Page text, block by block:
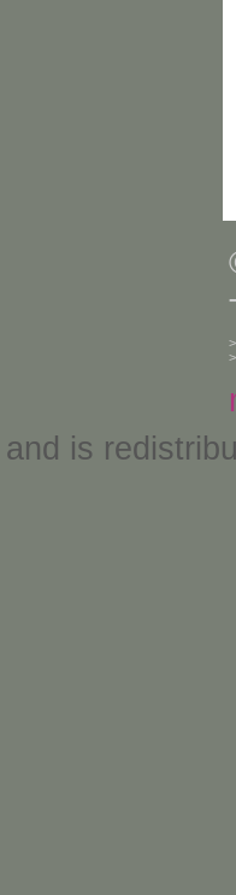
>
>
and is